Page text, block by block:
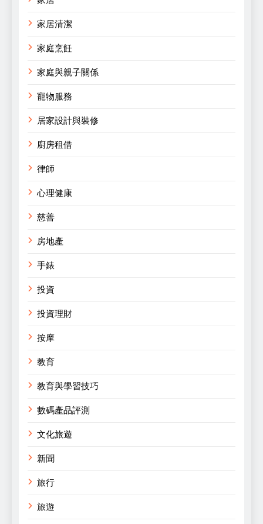
家居清潔
家庭烹飪
家庭與親子關係
寵物服務
居家設計與裝修
廚房租借
律師
心理健康
慈善
房地產
手錶
投資
投資理財
按摩
教育
教育與學習技巧
數碼產品評測
文化旅遊
新聞
旅行
旅遊